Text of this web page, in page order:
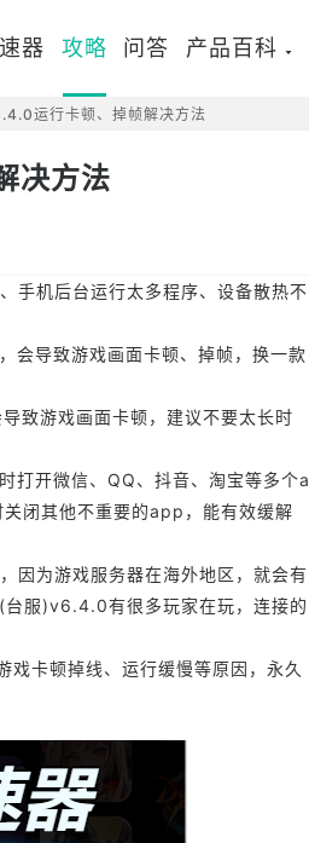
器 攻略 问答 产品百科
运行卡顿、掉帧解决方法
决方法
手机后台运行太多程序、设备散热不
会导致游戏画面卡顿、掉帧，换一款
致游戏画面卡顿，建议不要太长时
打开微信、QQ、抖音、淘宝等多个a
闭其他不重要的app，能有效缓解
因为游戏服务器在海外地区，就会有
台服)v6.4.0有很多玩家在玩，连接的
卡顿掉线、运行缓慢等原因，永久